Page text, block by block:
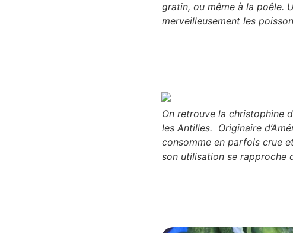
gratin, ou même à la poêle.
merveilleusement les
On retrouve la christophine
les Antilles. Originaire
consomme en parfois crue
son utilisation se rapproche